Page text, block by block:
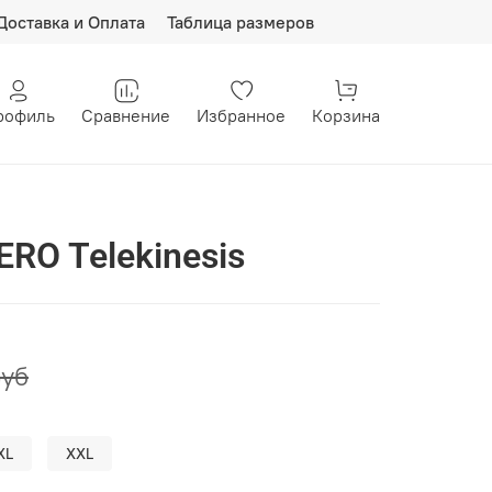
и Оплата Таблица размеров
Сравнение Избранное Корзина
Telekinesis
XXL